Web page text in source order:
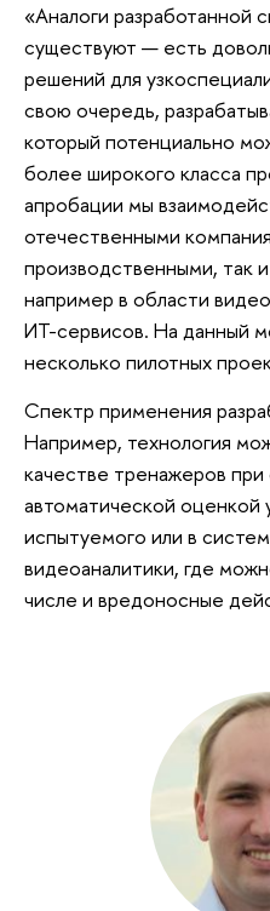
«Аналоги разработанной
существуют — есть
решений для
свою очередь,
который потенциально
более широкого класса
апробации мы
отечественными
производственными, так
например в области
ИТ-сервисов. На данный
несколько пилотных
Спектр применения
Например, технология
качестве тренажеров
автоматической оценкой
испытуемого или в
видеоаналитики, где
числе и вредоносные